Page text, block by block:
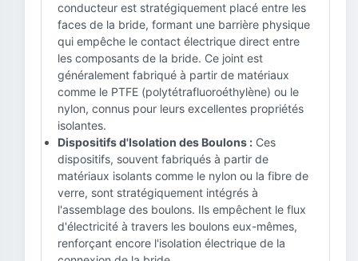
conducteur est stratégiquement placé entre les
faces de la bride, formant une barrière physique
qui empêche le contact électrique direct entre
les composants de la bride. Ce joint est
généralement fabriqué à partir de matériaux
comme le PTFE (polytétrafluoroéthylène) ou le
nylon, connus pour leurs excellentes propriétés
isolantes.
Dispositifs d'Isolation des Boulons : Ces
dispositifs, souvent fabriqués à partir de
matériaux isolants comme le nylon ou la fibre de
verre, sont stratégiquement intégrés à
l'assemblage des boulons. Ils empêchent le flux
d'électricité à travers les boulons eux-mêmes,
renforçant encore l'isolation électrique de la